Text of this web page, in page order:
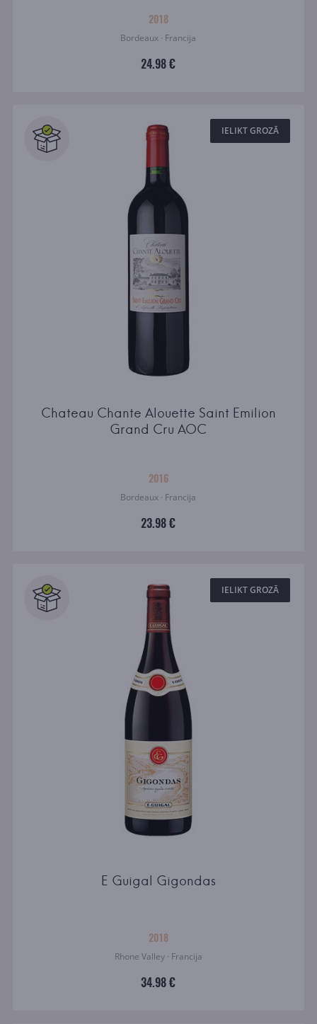
2018
Bordeaux · Francija
24.98 €
IELIKT GROZĀ
Chateau Chante Alouette Saint Emilion
Grand Cru AOC
2016
Bordeaux · Francija
23.98 €
IELIKT GROZĀ
E Guigal Gigondas
2018
Rhone Valley · Francija
34.98 €